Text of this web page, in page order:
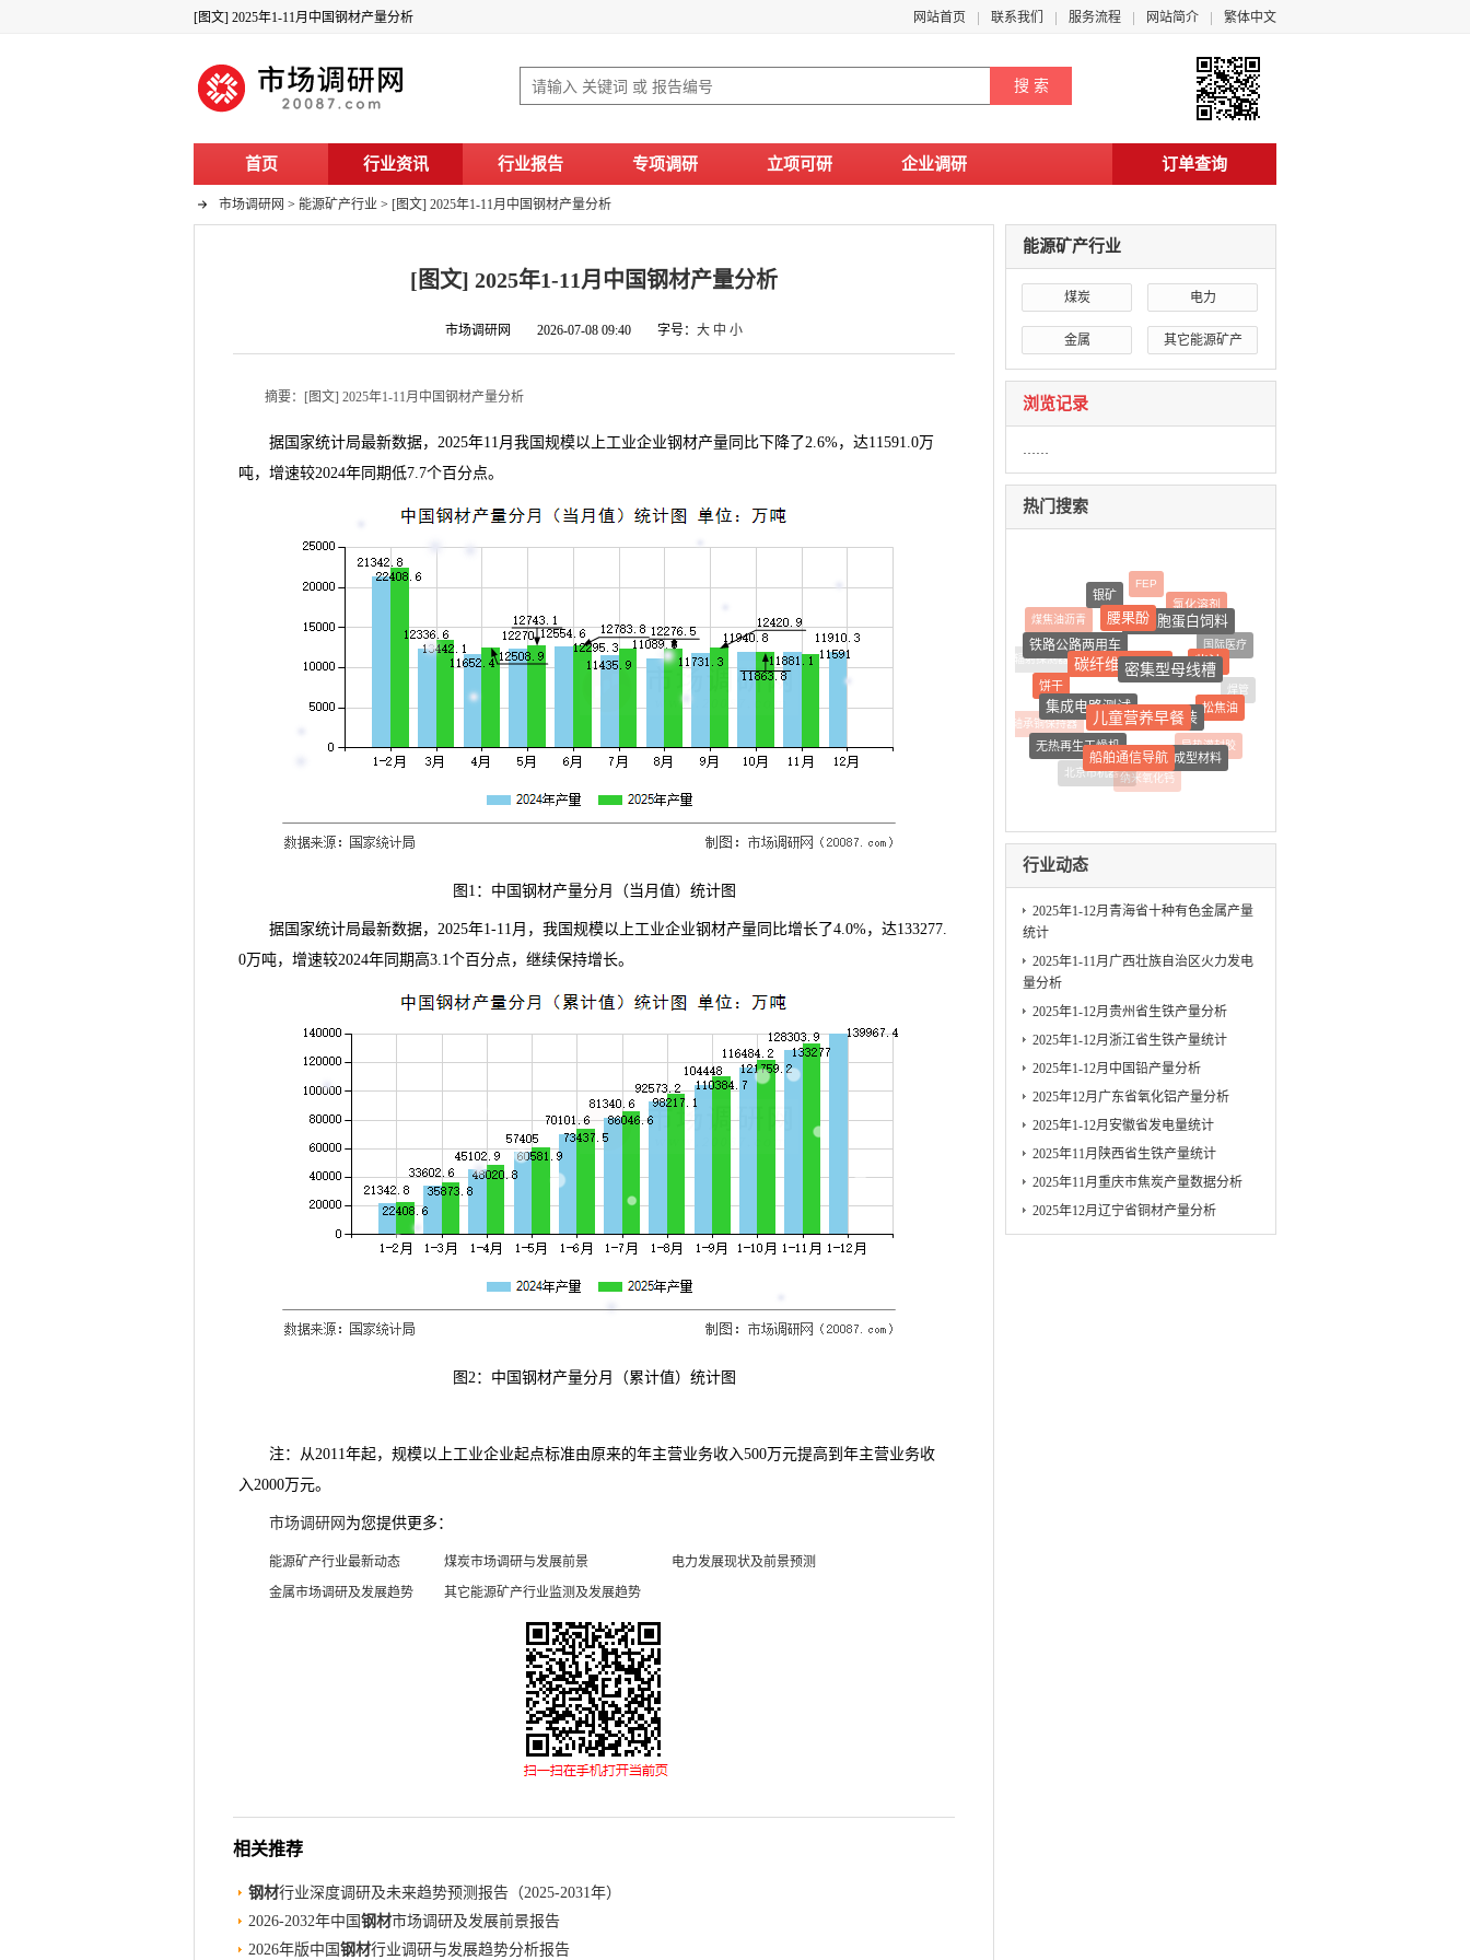
[图文] 2025年1-11月中国钢材产量分析 网站首页 联系我们 服务流程 网站简介 繁体中文
首页 行业资讯 行业报告 专项调研 立项可研 企业调研 订单查询
市场调研网 > 能源矿产行业 > [图文] 2025年1-11月中国钢材产量分析
[图文] 2025年1-11月中国钢材产量分析
市场调研网 2026-07-08 09:40 字号： 大 中 小
摘要：[图文] 2025年1-11月中国钢材产量分析
据国家统计局最新数据，2025年11月我国规模以上工业企业钢材产量同比下降了2.6%，达11591.0万
吨，增速较2024年同期低7.7个百分点。
图1：中国钢材产量分月（当月值）统计图
据国家统计局最新数据，2025年1-11月，我国规模以上工业企业钢材产量同比增长了4.0%，达133277.
0万吨，增速较2024年同期高3.1个百分点，继续保持增长。
图2：中国钢材产量分月（累计值）统计图
注：从2011年起，规模以上工业企业起点标准由原来的年主营业务收入500万元提高到年主营业务收
入2000万元。
市场调研网 为您提供更多：
能源矿产行业最新动态 煤炭市场调研与发展前景
电力发展现状及前景预测
金属市场调研及发展趋势
其它能源矿产行业监测及发展趋势
相关推荐
钢材行业深度调研及未来趋势预测报告（2025-2031年）
2026-2032年中国 钢材市场调研及发展前景报告
2026年版中国 钢材行业调研与发展趋势分析报告
能源矿产行业
煤炭 电力
金属 其它能源矿产
浏览记录
……
热门搜索
FEP
银矿
腰果酚单细胞蛋白饲料
氯化溶剂
煤焦油沥青
铁路公路两用车
碳纤维预制件密集型母线槽
柴油
国际医疗
核辐射探测器
饼干
集成电路测试
儿童营养早餐家装 松焦油
焊管
轴承铜保持器
无热再生干燥机
船舶通信导航
真空辅助成型材料
导热灌封胶
北京市机器人纳米氧化钙
行业动态
2025年1-12月青海省十种有色金属产量
统计
2025年1-11月广西壮族自治区火力发电
量分析
2025年1-12月贵州省生铁产量分析
2025年1-12月浙江省生铁产量统计
2025年1-12月中国铅产量分析
2025年12月广东省氧化铝产量分析
2025年1-12月安徽省发电量统计
2025年11月陕西省生铁产量统计
2025年11月重庆市焦炭产量数据分析
2025年12月辽宁省铜材产量分析